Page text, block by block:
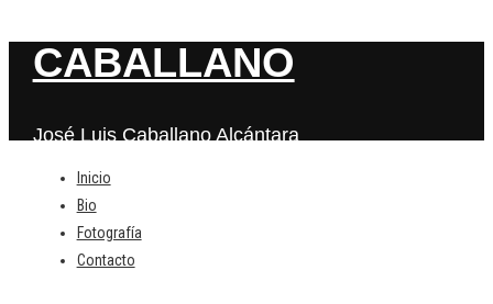
CABALLANO
José Luis Caballano Alcántara
Inicio
Bio
Fotografía
Contacto
Deja una respuesta